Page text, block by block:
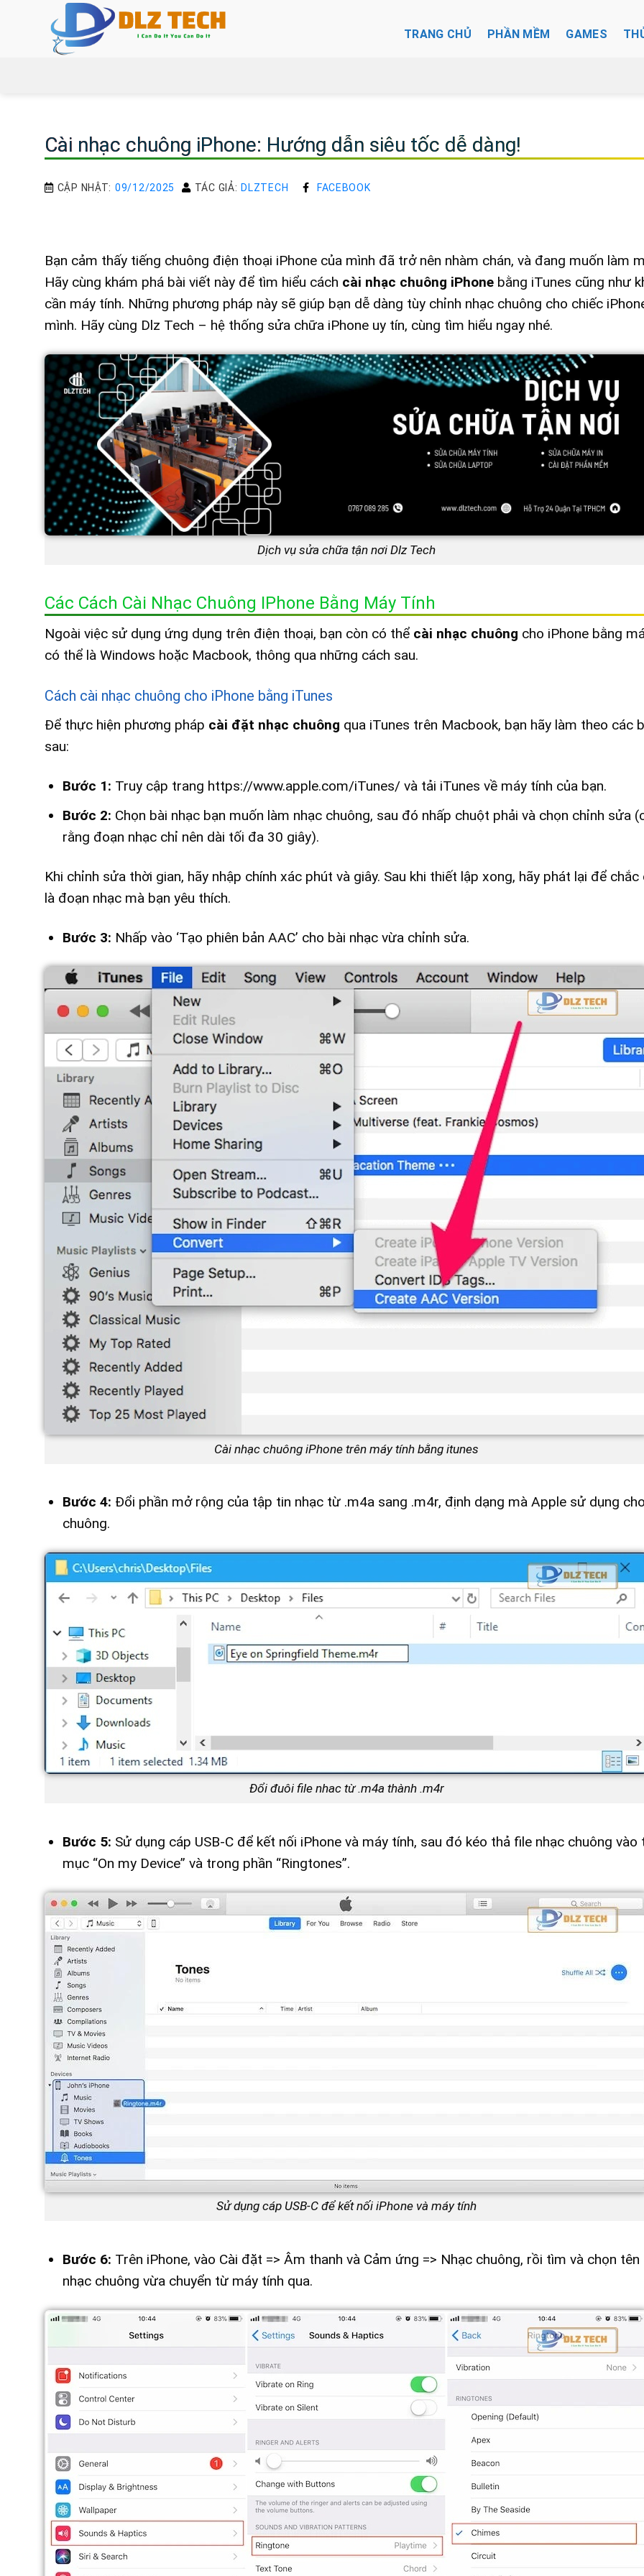
TRANG CHỦ PHẦN MỀM GAMES
Cài nhạc chuông iPhone: Hướng dẫn siêu tốc dễ dàng!
CẬP NHẬT: 09/12/2025 TÁC GIẢ: DLZTECH FACEBOOK
Bạn cảm thấy tiếng chuông điện thoại iPhone của mình đã trở nên nhàm chán, và đang muốn làm
Hãy cùng khám phá bài viết này để tìm hiểu cách cài nhạc chuông iPhone bằng iTunes cũng như
cần máy tính. Những phương pháp này sẽ giúp bạn dễ dàng tùy chỉnh nhạc chuông cho chiếc
mình. Hãy cùng Dlz Tech – hệ thống sửa chữa iPhone uy tín, cùng tìm hiểu ngay nhé.
Dịch vụ sửa chữa tận nơi Dlz Tech
Các Cách Cài Nhạc Chuông IPhone Bằng Máy Tính
Ngoài việc sử dụng ứng dụng trên điện thoại, bạn còn có thể cài nhạc chuông cho iPhone bằng
có thể là Windows hoặc Macbook, thông qua những cách sau.
Cách cài nhạc chuông cho iPhone bằng iTunes
Để thực hiện phương pháp cài đặt nhạc chuông qua iTunes trên Macbook, bạn hãy làm theo các
sau:
Bước 1: Truy cập trang https://www.apple.com/iTunes/ và tải iTunes về máy tính của bạn.
Bước 2: Chọn bài nhạc bạn muốn làm nhạc chuông, sau đó nhấp chuột phải và chọn chỉnh sửa
rằng đoạn nhạc chỉ nên dài tối đa 30 giây).
Khi chỉnh sửa thời gian, hãy nhập chính xác phút và giây. Sau khi thiết lập xong, hãy phát lại để
là đoạn nhạc mà bạn yêu thích.
Bước 3: Nhấp vào ‘Tạo phiên bản AAC’ cho bài nhạc vừa chỉnh sửa.
Cài nhạc chuông iPhone trên máy tính bằng itunes
Bước 4: Đổi phần mở rộng của tập tin nhạc từ .m4a sang .m4r, định dạng mà Apple sử dụng
chuông.
Đổi đuôi file nhac từ .m4a thành .m4r
Bước 5: Sử dụng cáp USB-C để kết nối iPhone và máy tính, sau đó kéo thả file nhạc chuông vào
mục “On my Device” và trong phần “Ringtones”.
Sử dụng cáp USB-C để kết nối iPhone và máy tính
Bước 6: Trên iPhone, vào Cài đặt => Âm thanh và Cảm ứng => Nhạc chuông, rồi tìm và chọn tên
nhạc chuông vừa chuyển từ máy tính qua.